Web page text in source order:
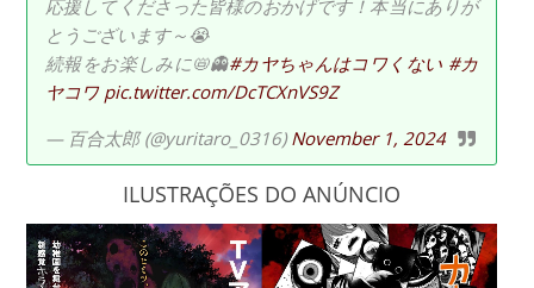
応援してくださった皆様のおかげです！本当にありが
とうございます～😭
続報をお楽しみに📛👻#カヤちゃんはコワくない #カ
ヤコワ pic.twitter.com/DcTCXnVS9Z
— 百合太郎 (@yuritaro_0316)November 1, 2024
ILUSTRAÇÕES DO ANÚNCIO